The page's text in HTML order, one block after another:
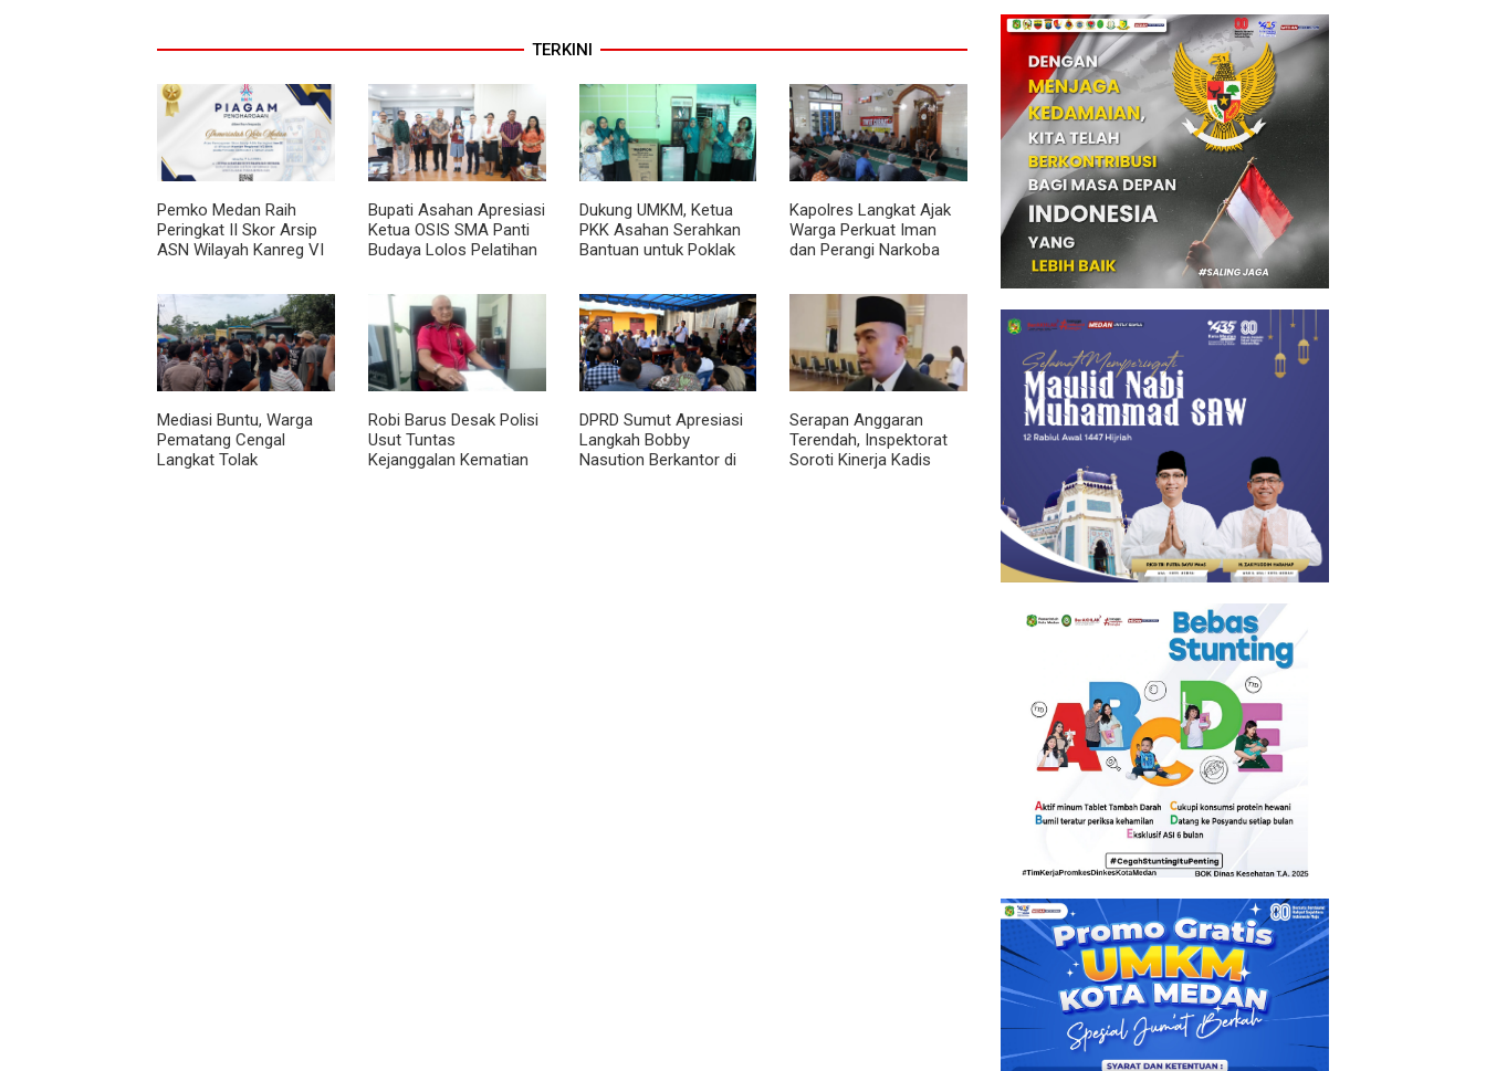
TERKINI
Pemko Medan Raih
Peringkat II Skor Arsip
ASN Wilayah Kanreg VI
Bupati Asahan Apresiasi
Ketua OSIS SMA Panti
Budaya Lolos Pelatihan
Dukung UMKM, Ketua
PKK Asahan Serahkan
Bantuan untuk Poklak
Kapolres Langkat Ajak
Warga Perkuat Iman
dan Perangi Narkoba
Curhat
Mediasi Buntu, Warga
Pematang Cengal
Langkat Tolak
Robi Barus Desak Polisi
Usut Tuntas
Kejanggalan Kematian
DPRD Sumut Apresiasi
Langkah Bobby
Nasution Berkantor di
Serapan Anggaran
Terendah, Inspektorat
Soroti Kinerja Kadis